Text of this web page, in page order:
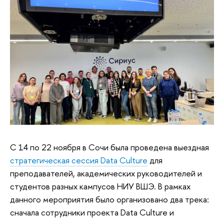
С 14 по 22 ноября в Сочи была проведена выездная
стратегическая сессия Data Culture для
преподавателей, академических руководителей и
студентов разных кампусов НИУ ВШЭ. В рамках
данного мероприятия было организовано два трека:
сначала сотрудники проекта Data Culture и